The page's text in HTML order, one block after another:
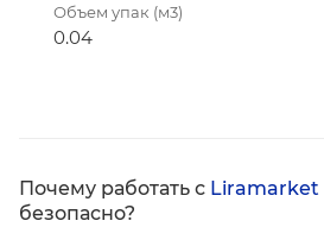
Объем упак (м3)
0.04
Почему работать с Liramarket
безопасно?